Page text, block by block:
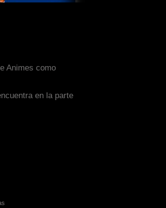
Animes como
en la parte